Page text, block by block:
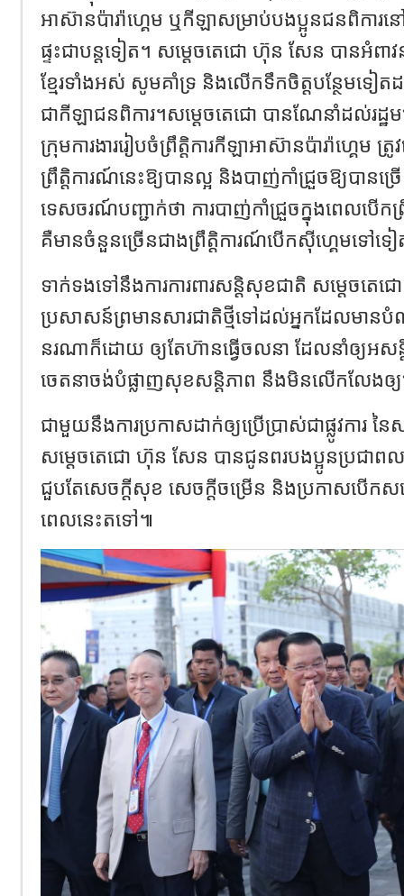
អាស៊ានប៉ារ៉ាហ្គេម ឬកីឡាសម្រាប់បងប្អូនជនពិការនៅ
ផ្ទះជាបន្តទៀត។ សម្តេចតេជោ ហ៊ុន សែន បានអំពា
ខ្មែរទាំងអស់ សូមគាំទ្រ និងលើកទឹកចិត្តបន្ថែមទៀ
ជាកីឡាជនពិការ។សម្ដេចតេជោ បានណែនាំដល់រដ្
ក្រុមការងាររៀបចំព្រឹត្តិការកីឡាអាស៊ានប៉ារ៉ាហ្គេម
ព្រឹត្តិការណ៍នេះឱ្យបានល្អ និងបាញ់កាំជ្រួចឱ្យបានច្រ
ទេសចរណ៍បញ្ជាក់ថា ការបាញ់កាំជ្រួចក្នុងពេលបើកព្
គឺមានចំនួនច្រើនជាងព្រឹត្តិការណ៍បើកស៊ីហ្គេមទៅទ
ទាក់ទងទៅនឹងការការពារសន្តិសុខជាតិ សម្ដេចតេជោ
ប្រសាសន៍ព្រមានសារជាតិថ្មីទៅដល់អ្នកដែលមាន
នរណាក៏ដោយ ឲ្យតែហ៊ានធ្វើចលនា ដែលនាំឲ្យអ
ចេតនាចង់បំផ្លាញសុខសន្តិភាព នឹងមិនលើកលែងឲ្យ
ជាមួយនឹងការប្រកាសដាក់ឲ្យប្រើប្រាស់ជាផ្លូវការ ន
សម្ដេចតេជោ ហ៊ុន សែន បានជូនពរបងប្អូនប្រជាពល
ជួបតែសេចក្តីសុខ សេចក្តីចម្រើន និងប្រកាសបើកសម្
ពេលនេះតទៅ៕